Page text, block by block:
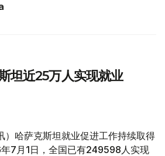
坦近25万人实现就业
）哈萨克斯坦就业促进工作持续取得
7月1日，全国已有249598人实现